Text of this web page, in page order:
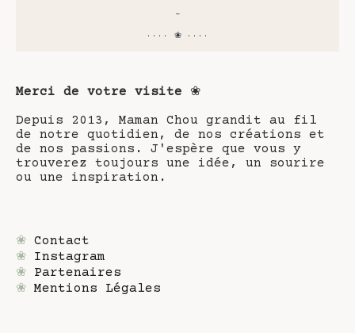
-
···· ❀ ····
Merci de votre visite ❀
Depuis 2013, Maman Chou grandit au fil
de notre quotidien, de nos créations et
de nos passions. J'espère que vous y
trouverez toujours une idée, un sourire
ou une inspiration.
❀ Contact
❀ Instagram
❀ Partenaires
❀ Mentions Légales